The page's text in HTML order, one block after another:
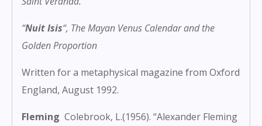
“Nuit Isis“, The Mayan Venus Calendar and the
Golden Proportion
Written for a metaphysical magazine from Oxford
England, August 1992.
Fleming Colebrook, L.(1956). “Alexander Fleming